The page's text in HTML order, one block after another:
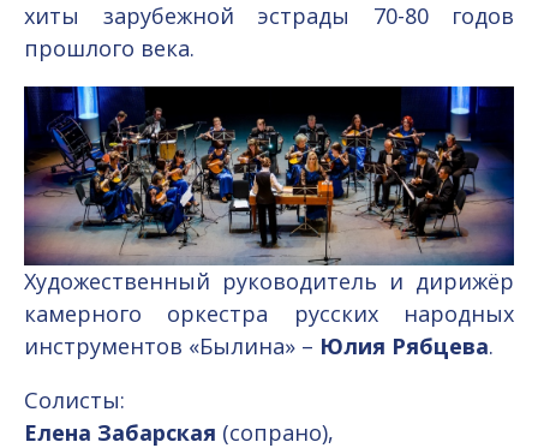
хиты зарубежной эстрады 70-80 годов
прошлого века.
Художественный руководитель и дирижёр
камерного оркестра русских народных
инструментов «Былина» – Юлия Рябцева.
Солисты:
Елена Забарская (сопрано),